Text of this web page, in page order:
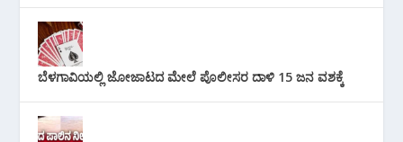
ಬೆಳಗಾವಿಯಲ್ಲಿ ಜೋಜಾಟದ ಮೇಲೆ ಪೊಲೀಸರ ದಾಳಿ 15 ಜನ ವಶಕ್ಕೆ